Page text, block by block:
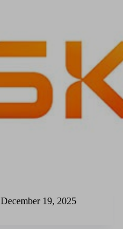
December 19, 2025